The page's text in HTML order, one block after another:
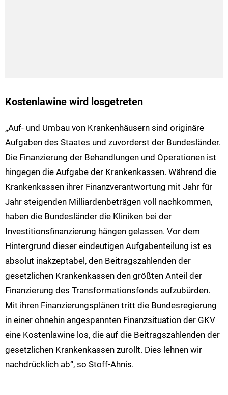
Kostenlawine wird losgetreten
„Auf- und Umbau von Krankenhäusern sind originäre
Aufgaben des Staates und zuvorderst der Bundesländer.
Die Finanzierung der Behandlungen und Operationen ist
hingegen die Aufgabe der Krankenkassen. Während die
Krankenkassen ihrer Finanzverantwortung mit Jahr für
Jahr steigenden Milliardenbeträgen voll nachkommen,
haben die Bundesländer die Kliniken bei der
Investitionsfinanzierung hängen gelassen. Vor dem
Hintergrund dieser eindeutigen Aufgabenteilung ist es
absolut inakzeptabel, den Beitragszahlenden der
gesetzlichen Krankenkassen den größten Anteil der
Finanzierung des Transformationsfonds aufzubürden.
Mit ihren Finanzierungsplänen tritt die Bundesregierung
in einer ohnehin angespannten Finanzsituation der GKV
eine Kostenlawine los, die auf die Beitragszahlenden der
gesetzlichen Krankenkassen zurollt. Dies lehnen wir
nachdrücklich ab“, so Stoff-Ahnis.